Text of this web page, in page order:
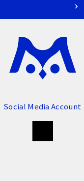
Social Media Account